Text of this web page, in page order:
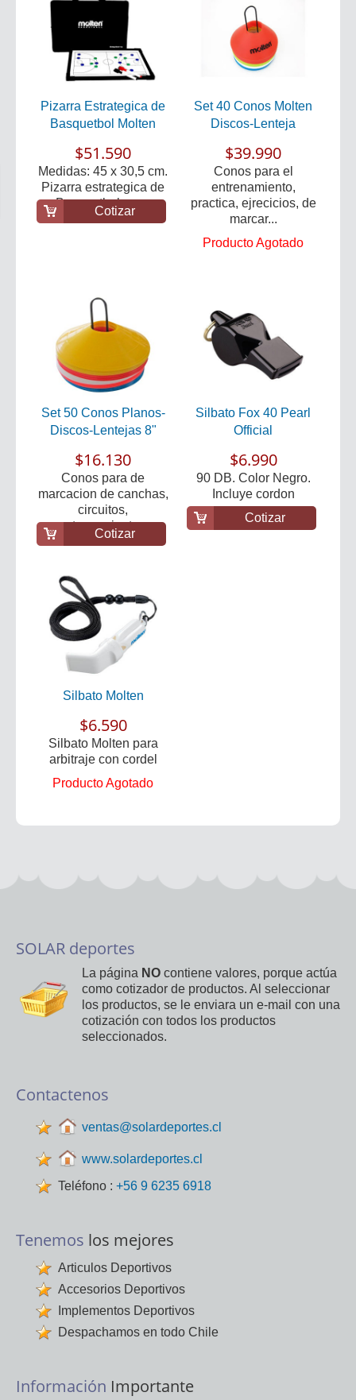
Pizarra Estrategica de
Basquetbol Molten
$51.590
Medidas: 45 x 30,5 cm.
Pizarra estrategica de
Basquetbol par...
Cotizar
Set 40 Conos Molten
Discos-Lenteja
$39.990
Conos para el
entrenamiento,
practica, ejrecicios, de
marcar...
Producto Agotado
Set 50 Conos Planos-
Discos-Lentejas 8"
$16.130
Conos para de
marcacion de canchas,
circuitos,
entrenamiento...
Cotizar
Silbato Fox 40 Pearl
Official
$6.990
90 DB. Color Negro.
Incluye cordon
Cotizar
Silbato Molten
$6.590
Silbato Molten para
arbitraje con cordel
Producto Agotado
SOLAR deportes
La página NO contiene valores, porque actúa
como cotizador de productos. Al seleccionar
los productos, se le enviara un e-mail con una
cotización con todos los productos
seleccionados.
Contactenos
ventas@solardeportes.cl
www.solardeportes.cl
Teléfono : +56 9 6235 6918
Tenemos los mejores
Articulos Deportivos
Accesorios Deportivos
Implementos Deportivos
Despachamos en todo Chile
Información Importante